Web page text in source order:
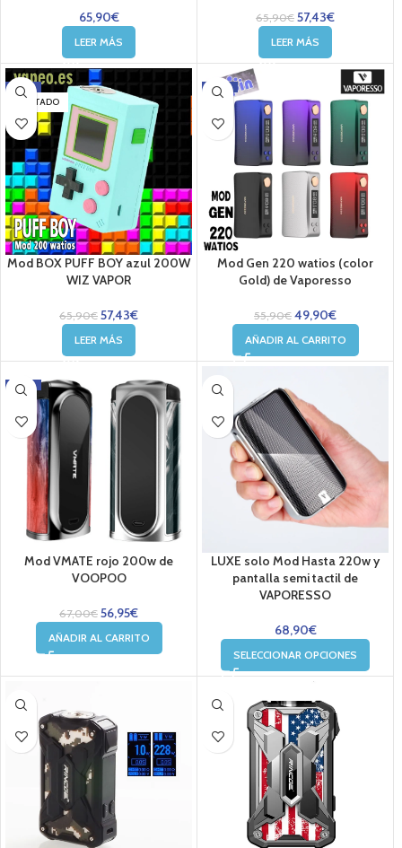
65,90€
LEER MÁS
65,90€ 57,43€
LEER MÁS
-13%
AGOTADO
Mod BOX PUFF BOY azul 200W
WIZ VAPOR
65,90€ 57,43€
LEER MÁS
-11%
Mod Gen 220 watios (color
Gold) de Vaporesso
55,90€ 49,90€
AÑADIR AL CARRITO
-15%
Mod VMATE rojo 200w de
VOOPOO
67,00€ 56,95€
AÑADIR AL CARRITO
LUXE solo Mod Hasta 220w y
pantalla semi tactil de
VAPORESSO
68,90€
SELECCIONAR OPCIONES